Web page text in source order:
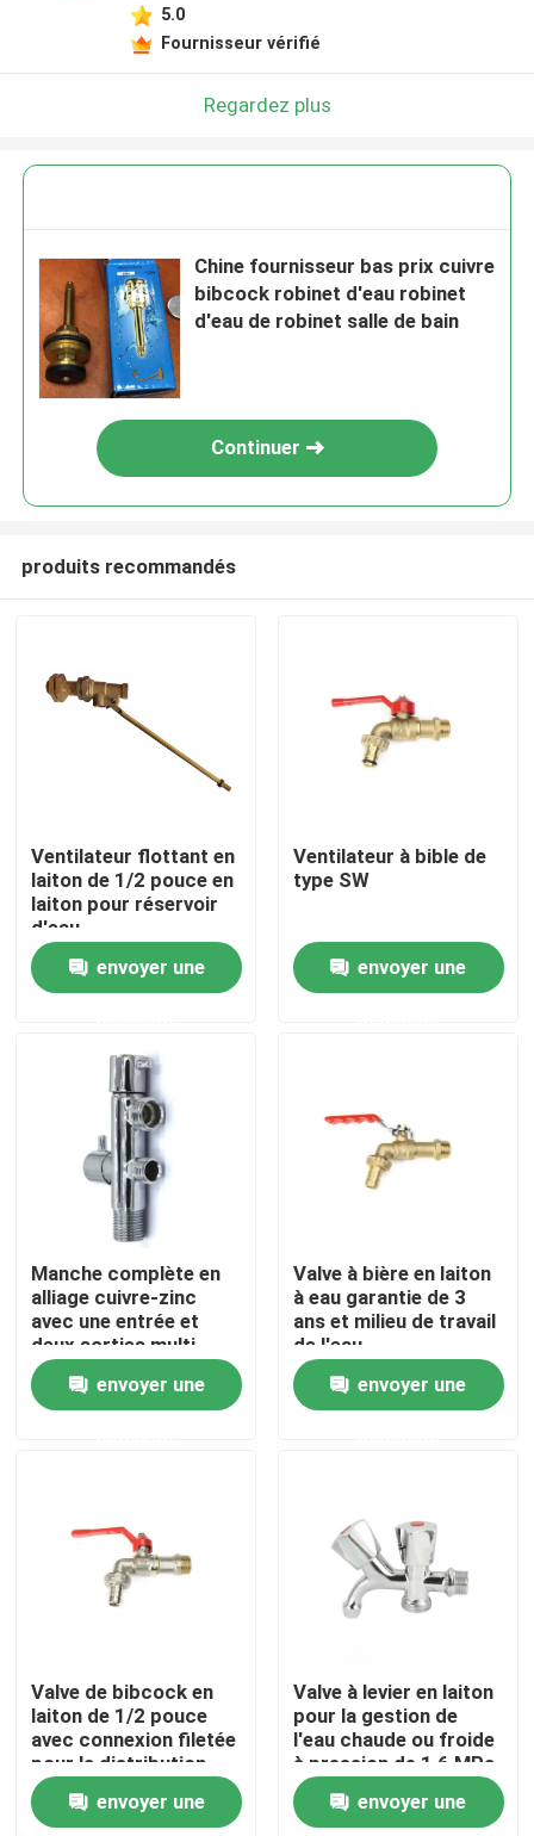
Maison
Produits
Au sujet de nous
Visite d'usine
contactez-nous
Demandez une citation
Valve d'angle en laiton
Robinet à tournant sphérique en laiton
5.0
Fournisseur vérifié
Regardez plus
Chine fournisseur bas prix cuivre
bibcock robinet d'eau robinet
d'eau de robinet salle de bain
Continuer
produits recommandés
Ventilateur flottant en
laiton de 1/2 pouce en
laiton pour réservoir
d'eau
envoyer une
Ventilateur à bible de
type SW
envoyer une
Manche complète en
alliage cuivre-zinc
avec une entrée et
deux sorties multi-
fonctionnalité vanne
triangulaire robinet de
machine à laver
envoyer une
Valve à bière en laiton
à eau garantie de 3
ans et milieu de travail
de l'eau
envoyer une
Valve de bibcock en
laiton de 1/2 pouce
avec connexion filetée
pour la distribution
d'eau
envoyer une
Valve à levier en laiton
pour la gestion de
l'eau chaude ou froide
à pression de 1,6 MPa
envoyer une